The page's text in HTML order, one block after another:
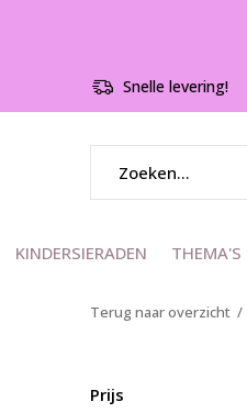
KINDERSIERADEN THEMA'S
Snelle levering!
Terug naar overzicht
Prijs